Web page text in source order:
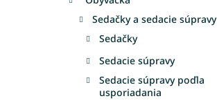
Sedačky a sedacie súpravy
Sedačky
Sedacie súpravy
Sedacie súpravy poďla
usporiadania